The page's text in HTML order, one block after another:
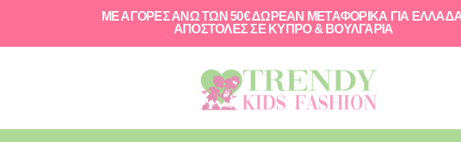
ΜΕ ΑΓΟΡΕΣ ΑΝΩ ΤΩΝ 50€ ΔΩΡΕΑΝ ΜΕΤΑΦΟΡΙΚΑ ΓΙΑ
ΑΠΟΣΤΟΛΕΣ ΣΕ ΚΥΠΡΟ & ΒΟΥΛΓΑΡΙΑ